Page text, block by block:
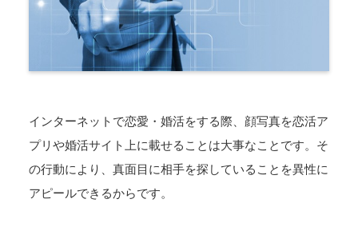
インターネットで恋愛・婚活をする際、顔写真を恋活ア
プリや婚活サイト上に載せることは大事なことです。そ
の行動により、真面目に相手を探していることを異性に
アピールできるからです。